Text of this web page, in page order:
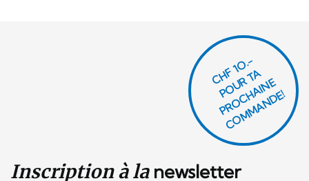
Inscription à lanewsletter
CHF 1O.-
P
O
U
R
T
A
P
R
O
C
H
AI
N
E
C
O
M
M
A
N
D
E!